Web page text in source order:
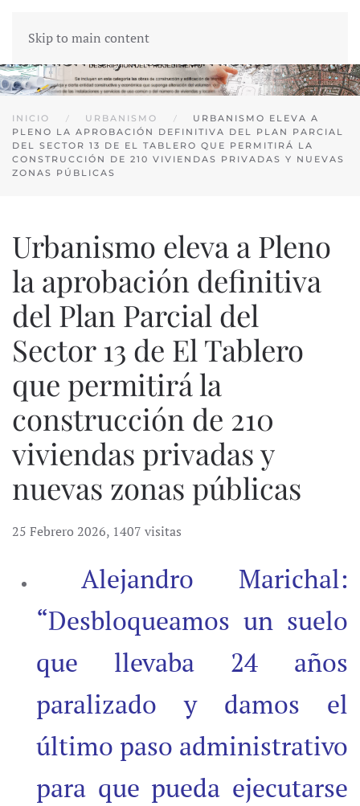
Skip to main content
INICIO URBANISMO
URBANISMO ELEVA A
PLENO LA APROBACIÓN DEFINITIVA DEL PLAN PARCIAL
DEL SECTOR 13 DE EL TABLERO QUE PERMITIRÁ LA
CONSTRUCCIÓN DE 210 VIVIENDAS PRIVADAS Y NUEVAS
ZONAS PÚBLICAS
Urbanismo eleva a Pleno
la aprobación definitiva
del Plan Parcial del
Sector 13 de El Tablero
que permitirá la
construcción de 210
viviendas privadas y
nuevas zonas públicas
25 Febrero 2026, 1407 visitas
Alejandro Marichal:
“Desbloqueamos un suelo
que llevaba 24 años
paralizado y damos el
último paso administrativo
para que pueda ejecutarse